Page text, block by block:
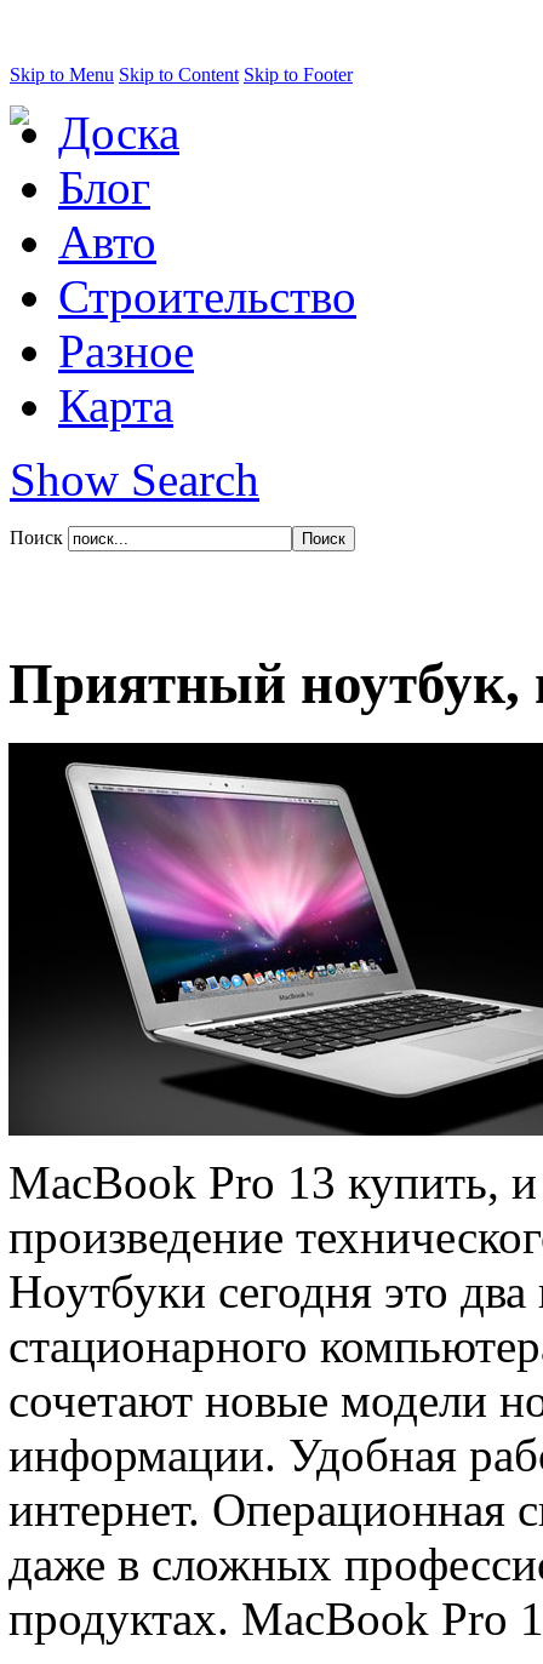
Skip to Menu Skip to Content Skip to Footer
Доска
Блог
Авто
Строительство
Разное
Карта
Show Search
Поиск
Приятный ноутбук,
MacBook Pro 13 купить,
произведение
Ноутбуки сегодня это
стационарного
сочетают новые модели
информации. Удобная
интернет. Операционная
даже в сложных
продуктах. MacBook Pro